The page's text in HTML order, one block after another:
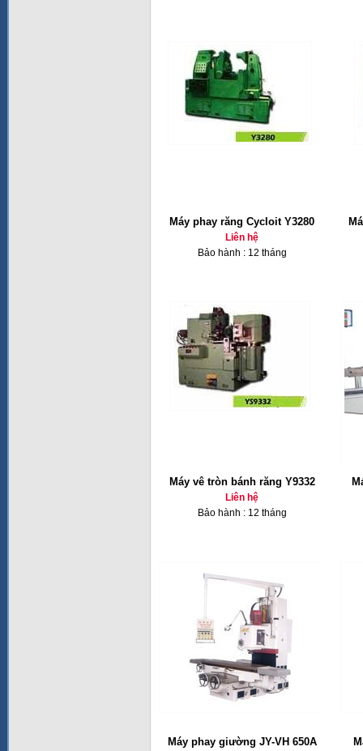
Máy phay răng Cycloit Y3280
Liên hệ
Bảo hành : 12 tháng
Máy vê tròn bánh răng Y9332
Liên hệ
Bảo hành : 12 tháng
Máy phay giường JY-VH 650A